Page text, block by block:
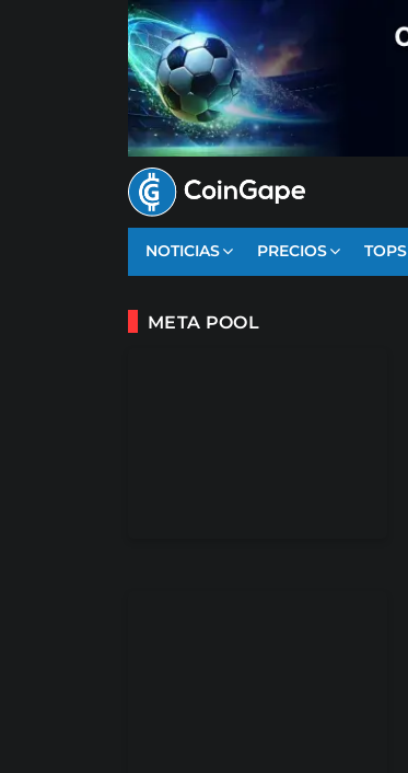
NOTICIAS PRECIOS TOPS
META POOL